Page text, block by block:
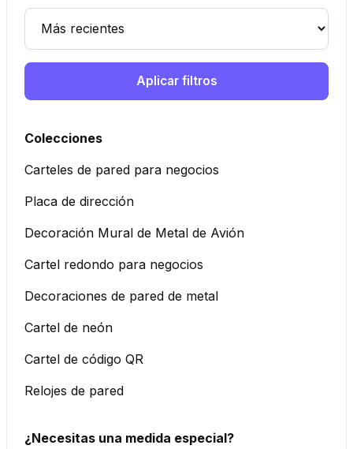
Aplicar filtros
Colecciones
Carteles de pared para negocios
Placa de dirección
Decoración Mural de Metal de Avión
Cartel redondo para negocios
Decoraciones de pared de metal
Cartel de neón
Cartel de código QR
Relojes de pared
¿Necesitas una medida especial?